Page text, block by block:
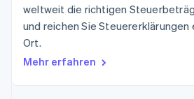
Mehr
Product roadmap
Unterhaltung
Gemeinnützige
Organisationen
Öffentlicher Sektor
Ressourcen
Code-Beispiele
API-Status
weltweit die richtigen
und reichen Sie Steuererklärungen
Ort.
Mehr erfahren